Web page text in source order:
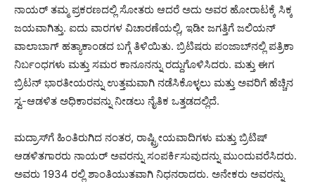
ನಾಯರ್ ತಮ್ಮ ಪ್ರಕರಣದಲ್ಲಿ ಸೋತರು ಆದರೆ ಅದು ಅವರ ಹೋರಾಟಕ್ಕೆ ಸಿಕ್ಕ
ಜಯವಾಗಿತ್ತು. ಐದು ವಾರಗಳ ವಿಚಾರಣೆಯಲ್ಲಿ, ಇಡೀ ಜಗತ್ತಿಗೆ ಜಲಿಯನ್
ವಾಲಾಬಾಗ್ ಹತ್ಯಾಕಾಂಡದ ಬಗ್ಗೆ ತಿಳಿಯಿತು. ಬ್ರಿಟಿಷರು ಪಂಜಾಬ್‌ನಲ್ಲಿ ಪತ್ರಿಕಾ
ನಿರ್ಬಂಧಗಳು ಮತ್ತು ಸಮರ ಕಾನೂನನ್ನು ರದ್ದುಗೊಳಿಸಿದರು. ಮತ್ತು ಈಗ
ಬ್ರಿಟನ್ ಭಾರತೀಯರನ್ನು ಉತ್ತಮವಾಗಿ ನಡೆಸಿಕೊಳ್ಳಲು ಮತ್ತು ಅವರಿಗೆ ಹೆಚ್ಚಿನ
ಸ್ವ-ಆಡಳಿತ ಅಧಿಕಾರವನ್ನು ನೀಡಲು ನೈತಿಕ ಒತ್ತಡದಲ್ಲಿದೆ.
ಮದ್ರಾಸ್‌ಗೆ ಹಿಂತಿರುಗಿದ ನಂತರ, ರಾಷ್ಟ್ರೀಯವಾದಿಗಳು ಮತ್ತು ಬ್ರಿಟಿಷ್
ಆಡಳಿತಗಾರರು ನಾಯರ್ ಅವರನ್ನು ಸಂಪರ್ಕಿಸುವುದನ್ನು ಮುಂದುವರೆಸಿದರು.
ಅವರು 1934 ರಲ್ಲಿ ಶಾಂತಿಯುತವಾಗಿ ನಿಧನರಾದರು. ಅನೇಕರು ಅವರನ್ನು